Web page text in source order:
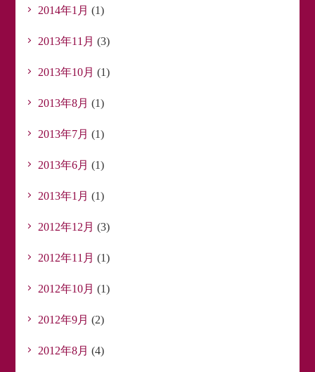
2014年1月 (1)
2013年11月 (3)
2013年10月 (1)
2013年8月 (1)
2013年7月 (1)
2013年6月 (1)
2013年1月 (1)
2012年12月 (3)
2012年11月 (1)
2012年10月 (1)
2012年9月 (2)
2012年8月 (4)